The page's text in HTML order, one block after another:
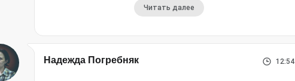
Читать далее
Надежда Погребняк 12:54